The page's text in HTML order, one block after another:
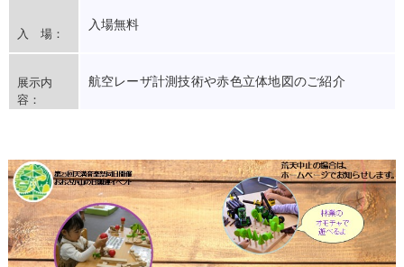
入 場：
入場無料
展示内
容：
航空レーザ計測技術や赤色立体地図のご紹介